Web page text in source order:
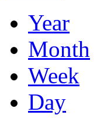
Year
Month
Week
Day